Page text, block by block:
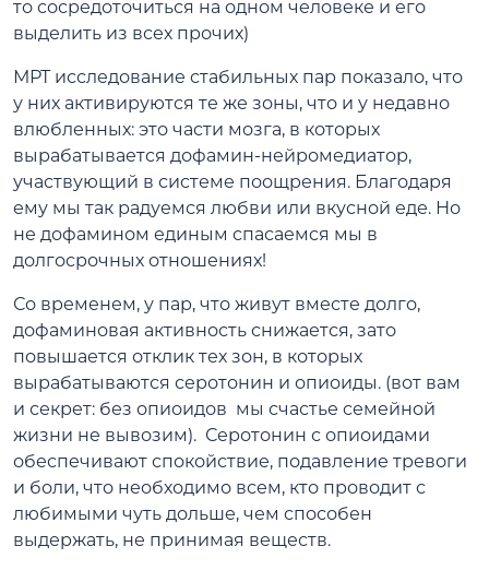
то сосредоточиться на одном человеке и его
выделить из всех прочих)
МРТ исследование стабильных пар показало, что
у них активируются те же зоны, что и у недавно
влюбленных: это части мозга, в которых
вырабатывается дофамин-нейромедиатор,
участвующий в системе поощрения. Благодаря
ему мы так радуемся любви или вкусной еде. Но
не дофамином единым спасаемся мы в
долгосрочных отношениях!
Со временем, у пар, что живут вместе долго,
дофаминовая активность снижается, зато
повышается отклик тех зон, в которых
вырабатываются серотонин и опиоиды. (вот вам
и секрет: без опиоидов мы счастье семейной
жизни не вывозим). Серотонин с опиоидами
обеспечивают спокойствие, подавление тревоги
и боли, что необходимо всем, кто проводит с
любимыми чуть дольше, чем способен
выдержать, не принимая веществ.